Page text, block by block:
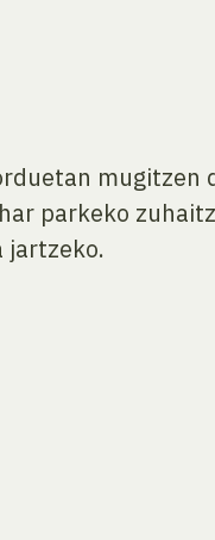
mugitzen
parkeko
jartzeko.